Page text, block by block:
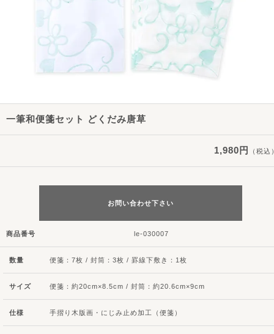
数量 便箋：7枚 / 封筒：3枚 / 罫線下敷き：1枚
サイズ 便箋：約20cm×8.5cm / 封筒：約20.6cm×9cm
仕様 手摺り木版画・にじみ止め加工（便箋）
一筆和便箋セット どくだみ唐草
1,980円 （税込
お問い合わせ下さい
商品番号 le-030007